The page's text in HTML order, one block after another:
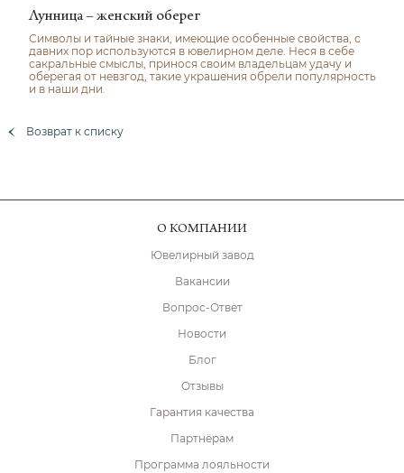
Лунница – женский оберег
Символы и тайные знаки, имеющие особенные свойства, с
давних пор используются в ювелирном деле. Неся в себе
сакральные смыслы, принося своим владельцам удачу и
оберегая от невзгод, такие украшения обрели популярность
и в наши дни.
Возврат к списку
О КОМПАНИИ
Ювелирный завод
Вакансии
Вопрос-Ответ
Новости
Блог
Отзывы
Гарантия качества
Партнёрам
Программа лояльности